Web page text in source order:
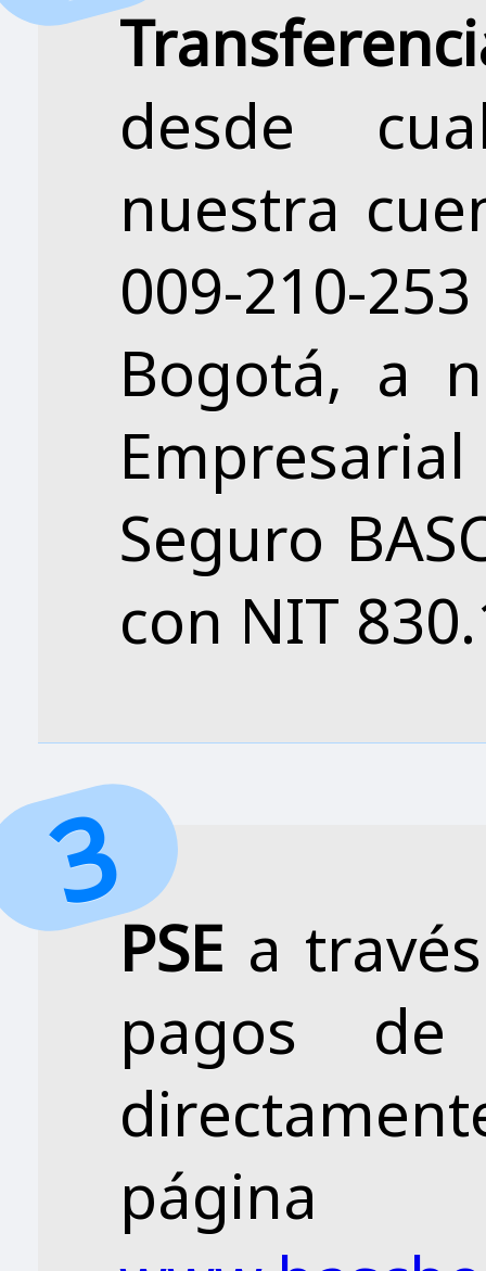
desde
nuestra
009-210-
Bogotá, a
Seguro
con NIT
PSE a
pagos de